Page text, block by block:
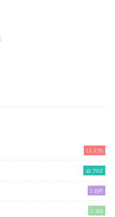
12 279
41 702
1 196
1 319